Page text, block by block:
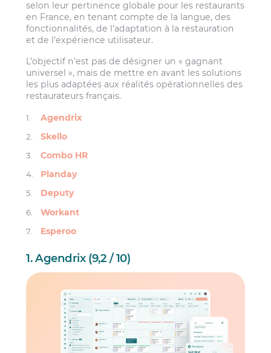
selon leur pertinence globale pour les restaurants
en France, en tenant compte de la langue, des
fonctionnalités, de l’adaptation à la restauration
et de l’expérience utilisateur.
L’objectif n’est pas de désigner un « gagnant
universel », mais de mettre en avant les solutions
les plus adaptées aux réalités opérationnelles des
restaurateurs français.
Agendrix
Skello
Combo HR
Planday
Deputy
Workant
Esperoo
1. Agendrix (9,2 / 10)